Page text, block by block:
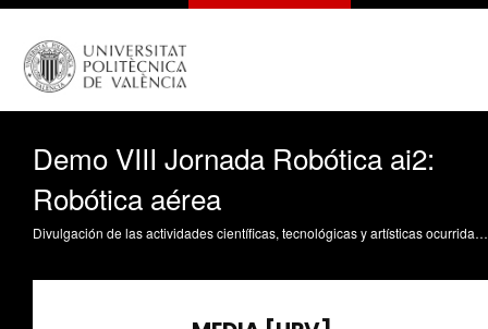
Demo VIII Jornada Robótica ai2:
Robótica aérea
Divulgación de las actividades científicas, tecnológicas y artísticas ocurridas en los tres campus de la UPV